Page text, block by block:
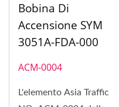
Bobina Di
Accensione SYM
3051A-FDA-000
ACM-0004
L'elemento Asia Traffic